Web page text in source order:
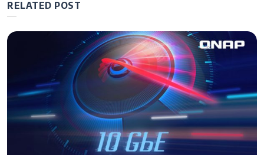
più intelligente
foto QuMagie
RELATED POST